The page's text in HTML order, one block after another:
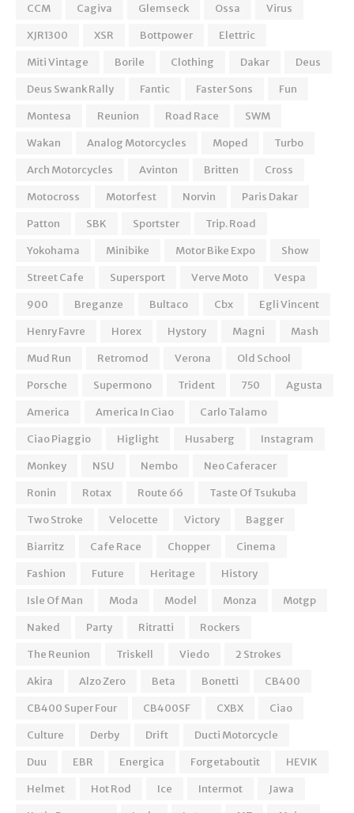
CCM
Cagiva Glemseck Ossa
Virus
XJR1300
XSR Bottpower
Elettric
Miti Vintage
Borile Clothing Dakar
Deus
Deus Swank Rally
Fantic Faster Sons
Fun
Montesa
Reunion Road Race
SWM
Wakan
Analog Motorcycles Moped
Turbo
Arch Motorcycles
Avinton Britten
Cross
Motocross
Motorfest Norvin
Paris Dakar
Patton
SBK Sportster
Trip. Road
Yokohama
Minibike Motor Bike Expo
Show
Street Cafe
Supersport Verve Moto
Vespa
900
Breganze Bultaco Cbx
Egli Vincent
Henry Favre
Horex Hystory Magni
Mash
Mud Run
Retromod Verona
Old School
Porsche
Supermono Trident 750
Agusta
America
America In Ciao
Carlo Talamo
Ciao Piaggio
Higlight Husaberg
Instagram
Monkey
NSU Nembo
Neo Caferacer
Ronin
Rotax Route 66
Taste Of Tsukuba
Two Stroke
Velocette Victory
Bagger
Biarritz
Cafe Race Chopper
Cinema
Fashion
Future Heritage
History
Isle Of Man
Moda Model Monza
Motgp
Naked
Party Ritratti
Rockers
The Reunion
Triskell Viedo
2 Strokes
Akira
Alzo Zero Beta Bonetti
CB400
CB400 Super Four
CB400SF CXBX
Ciao
Culture
Derby Drift
Ducti Motorcycle
Duu
EBR Energica Forgetaboutit
HEVIK
Helmet
Hot Rod Ice Intermot
Jawa